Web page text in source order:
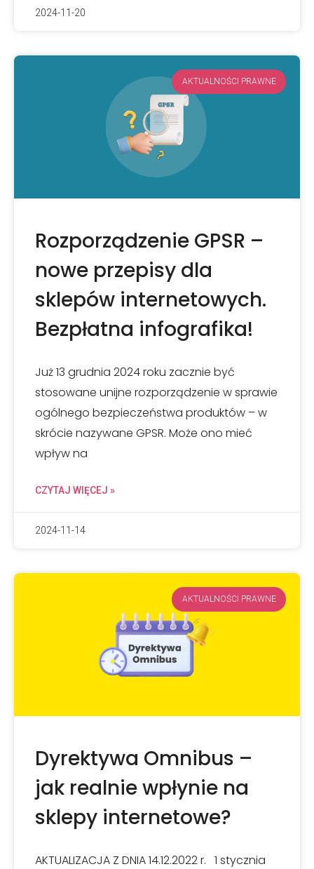
2024-11-20
AKTUALNOŚCI PRAWNE
Rozporządzenie GPSR –
nowe przepisy dla
sklepów internetowych.
Bezpłatna infografika!
Już 13 grudnia 2024 roku zacznie być
stosowane unijne rozporządzenie w sprawie
ogólnego bezpieczeństwa produktów – w
skrócie nazywane GPSR. Może ono mieć
wpływ na
CZYTAJ WIĘCEJ »
2024-11-14
AKTUALNOŚCI PRAWNE
Dyrektywa Omnibus –
jak realnie wpłynie na
sklepy internetowe?
AKTUALIZACJA Z DNIA 14.12.2022 r. 1 stycznia